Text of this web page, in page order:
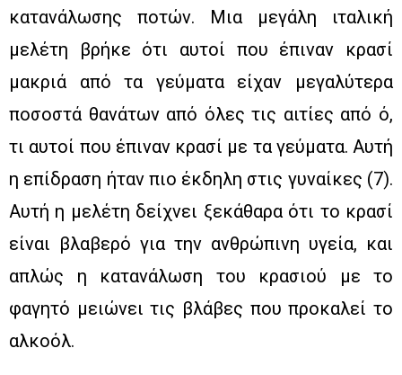
κατανάλωσης ποτών. Μια μεγάλη ιταλική
μελέτη βρήκε ότι αυτοί που έπιναν κρασί
μακριά από τα γεύματα είχαν μεγαλύτερα
ποσοστά θανάτων από όλες τις αιτίες από ό,
τι αυτοί που έπιναν κρασί με τα γεύματα. Αυτή
η επίδραση ήταν πιο έκδηλη στις γυναίκες (7).
Αυτή η μελέτη δείχνει ξεκάθαρα ότι το κρασί
είναι βλαβερό για την ανθρώπινη υγεία, και
απλώς η κατανάλωση του κρασιού με το
φαγητό μειώνει τις βλάβες που προκαλεί το
αλκοόλ.